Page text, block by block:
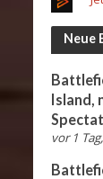
Neue
Island,
vor 1